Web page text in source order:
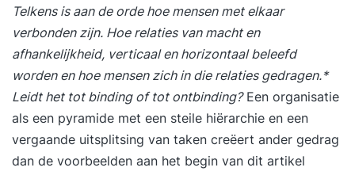
Telkens is aan de orde hoe mensen met elkaar
verbonden zijn. Hoe relaties van macht en
afhankelijkheid, verticaal en horizontaal beleefd
worden en hoe mensen zich in die relaties gedragen.*
Leidt het tot binding of tot ontbinding?Een organisatie
als een pyramide met een steile hiërarchie en een
vergaande uitsplitsing van taken creëert ander gedrag
dan de voorbeelden aan het begin van dit artikel